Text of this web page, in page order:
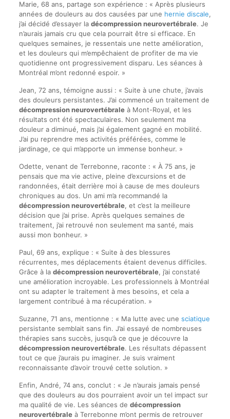
Marie, 68 ans, partage son expérience : « Après plusieurs
années de douleurs au dos causées par une hernie discale,
j’ai décidé d’essayer la décompression neurovertébrale. Je
n’aurais jamais cru que cela pourrait être si efficace. En
quelques semaines, je ressentais une nette amélioration,
et les douleurs qui m’empêchaient de profiter de ma vie
quotidienne ont progressivement disparu. Les séances à
Montréal m’ont redonné espoir. »
Jean, 72 ans, témoigne aussi : « Suite à une chute, j’avais
des douleurs persistantes. J’ai commencé un traitement de
décompression neurovertébraleà Mont-Royal, et les
résultats ont été spectaculaires. Non seulement ma
douleur a diminué, mais j’ai également gagné en mobilité.
J’ai pu reprendre mes activités préférées, comme le
jardinage, ce qui m’apporte un immense bonheur. »
Odette, venant de Terrebonne, raconte : « À 75 ans, je
pensais que ma vie active, pleine d’excursions et de
randonnées, était derrière moi à cause de mes douleurs
chroniques au dos. Un ami m’a recommandé la
décompression neurovertébrale, et c’est la meilleure
décision que j’ai prise. Après quelques semaines de
traitement, j’ai retrouvé non seulement ma santé, mais
aussi mon bonheur. »
Paul, 69 ans, explique : « Suite à des blessures
récurrentes, mes déplacements étaient devenus difficiles.
Grâce à la décompression neurovertébrale, j’ai constaté
une amélioration incroyable. Les professionnels à Montréal
ont su adapter le traitement à mes besoins, et cela a
largement contribué à ma récupération. »
Suzanne, 71 ans, mentionne : « Ma lutte avec une sciatique
persistante semblait sans fin. J’ai essayé de nombreuses
thérapies sans succès, jusqu’à ce que je découvre la
décompression neurovertébrale. Les résultats dépassent
tout ce que j’aurais pu imaginer. Je suis vraiment
reconnaissante d’avoir trouvé cette solution. »
Enfin, André, 74 ans, conclut : « Je n’aurais jamais pensé
que des douleurs au dos pourraient avoir un tel impact sur
ma qualité de vie. Les séances de décompression
neurovertébraleà Terrebonne m’ont permis de retrouver